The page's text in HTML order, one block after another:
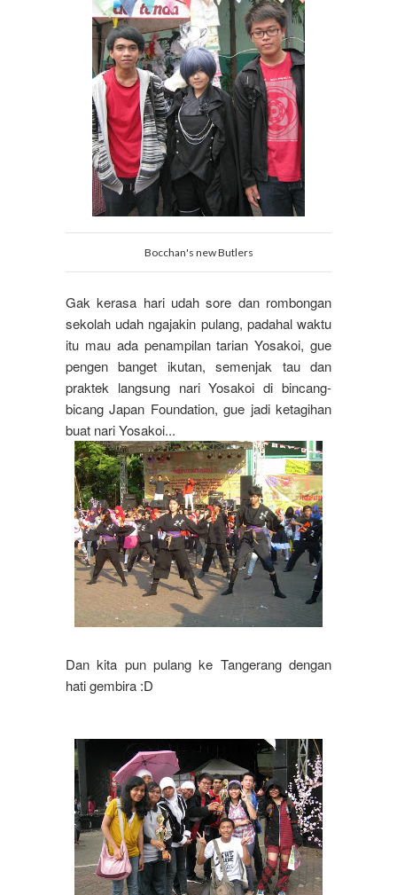
Bocchan's new Butlers
Gak kerasa hari udah sore dan rombongan
sekolah udah ngajakin pulang, padahal waktu
itu mau ada penampilan tarian Yosakoi, gue
pengen banget ikutan, semenjak tau dan
praktek langsung nari Yosakoi di bincang-
bicang Japan Foundation, gue jadi ketagihan
buat nari Yosakoi...
Dan kita pun pulang ke Tangerang dengan
hati gembira :D